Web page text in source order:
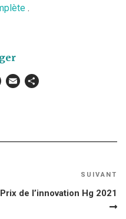
.
LinkedIn
Email
SUIVANT
Prix de l’innovation Hg 2021